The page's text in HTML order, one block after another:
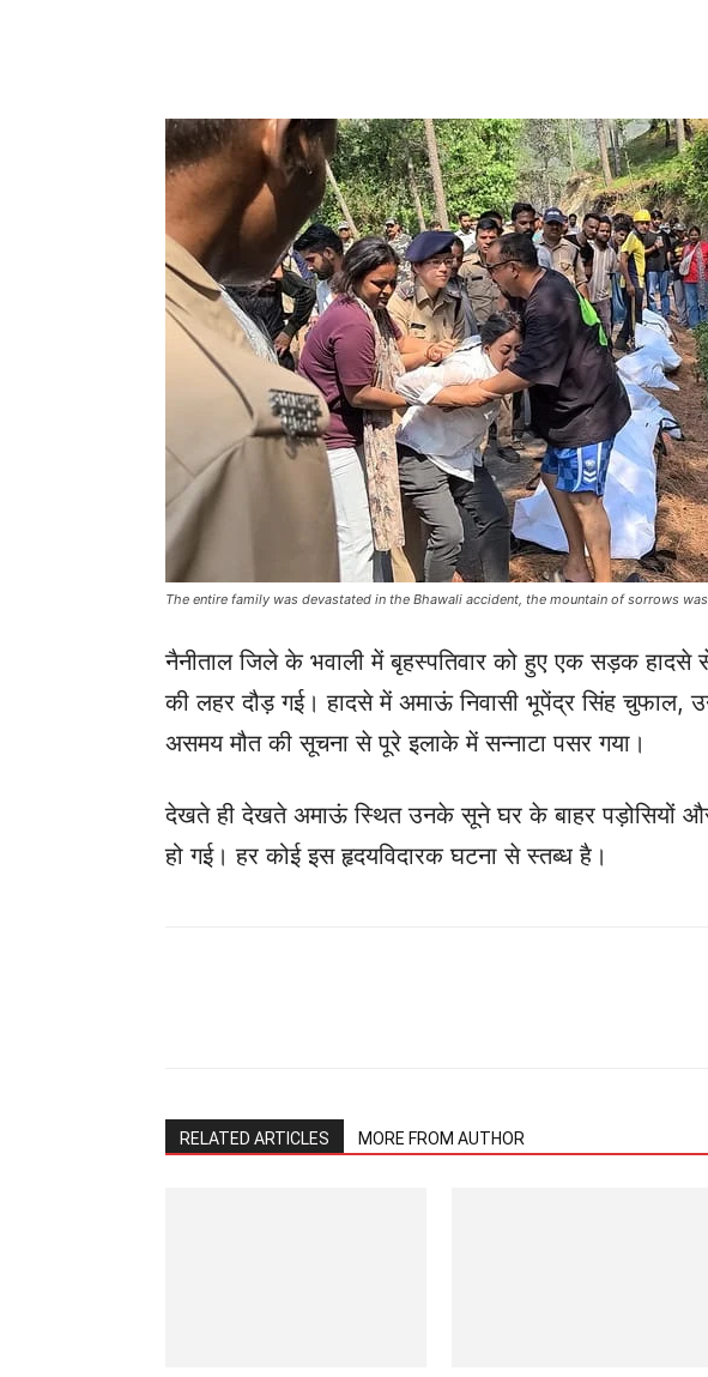
The entire family was devastated in the Bhawali accident, the mountain of sorrows
नैनीताल जिले के भवाली में बृहस्पतिवार को हुए एक सड़क
की लहर दौड़ गई। हादसे में अमाऊं निवासी भूपेंद्र सिंह चुफाल,
असमय मौत की सूचना से पूरे इलाके में सन्नाटा पसर गया।
देखते ही देखते अमाऊं स्थित उनके सूने घर के बाहर पड़ोसियों और
हो गई। हर कोई इस हृदयविदारक घटना से स्तब्ध है।
RELATED ARTICLES MORE FROM AUTHOR